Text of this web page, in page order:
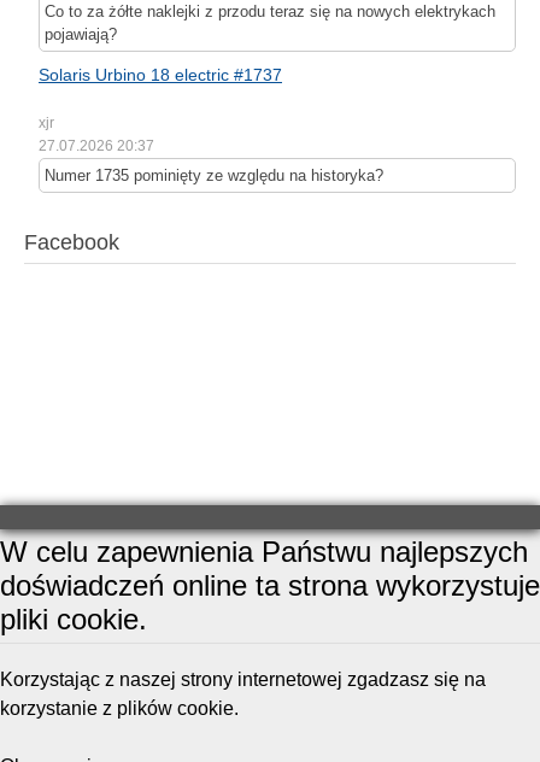
Co to za żółte naklejki z przodu teraz się na nowych elektrykach
pojawiają?
Solaris Urbino 18 electric #1737
xjr
27.07.2026 20:37
Numer 1735 pominięty ze względu na historyka?
Facebook
W celu zapewnienia Państwu najlepszych
doświadczeń online ta strona wykorzystuje
pliki cookie.
Korzystając z naszej strony internetowej zgadzasz się na
korzystanie z plików cookie.